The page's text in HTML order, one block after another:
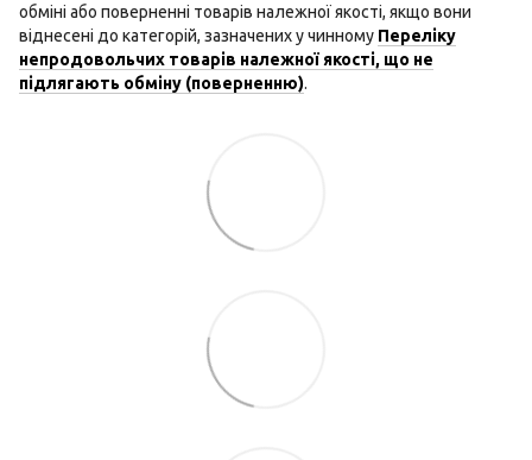
обміні або поверненні товарів належної якості, якщо вони
віднесені до категорій, зазначених у чинному Переліку
непродовольчих товарів належної якості, що не
підлягають обміну (поверненню).